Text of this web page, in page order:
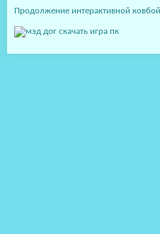
Продолжение интерактивной